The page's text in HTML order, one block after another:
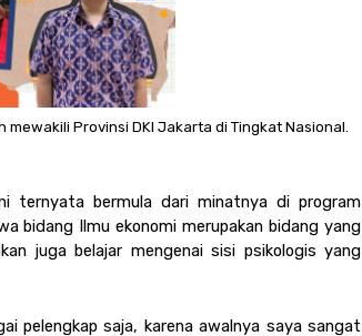
Provinsi DKI Jakarta di Tingkat Nasional.
bidang Ilmu ekonomi merupakan bidang yang
juga belajar mengenai sisi psikologis yang
pelengkap saja, karena awalnya saya sangat